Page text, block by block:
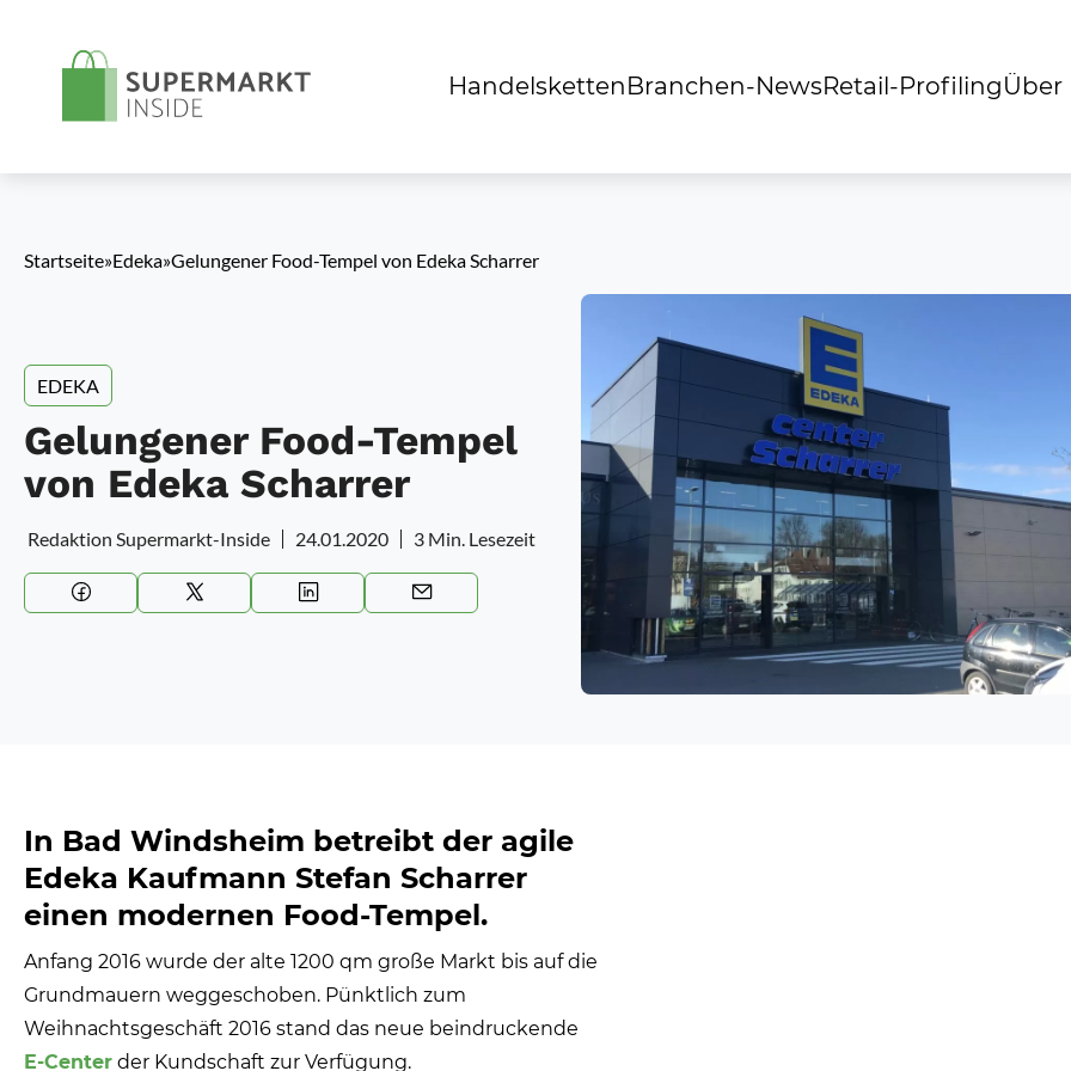
Handelsketten Branchen-NewsRetail-ProfilingÜber
Startseite»Edeka»Gelungener Food-Tempel von Edeka Scharrer
EDEKA
Gelungener Food-Tempel
von Edeka Scharrer
Redaktion Supermarkt-Inside 24.01.2020 3 Min. Lesezeit
In Bad Windsheim betreibt der agile
Edeka Kaufmann Stefan Scharrer
einen modernen Food-Tempel.
Anfang 2016 wurde der alte 1200 qm große Markt bis auf die
Grundmauern weggeschoben. Pünktlich zum
Weihnachtsgeschäft 2016 stand das neue beindruckende
E-Center der Kundschaft zur Verfügung.